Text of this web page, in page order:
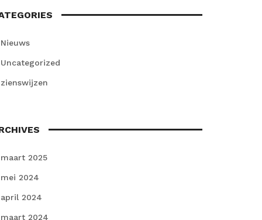
Nieuws
Uncategorized
zienswijzen
maart 2025
mei 2024
april 2024
maart 2024